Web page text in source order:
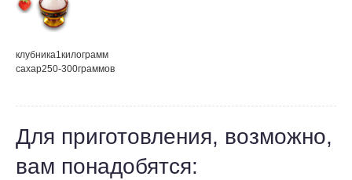
клубника1килограмм
сахар250-300граммов
Для приготовления, возможно,
вам понадобятся: